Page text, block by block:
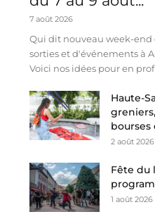
7 août 2026
Qui dit nouveau week-
sorties et d'événements à
Voici nos idées pour en
Haute-
bourses
2 août 2026
Fête du
1 août 2026